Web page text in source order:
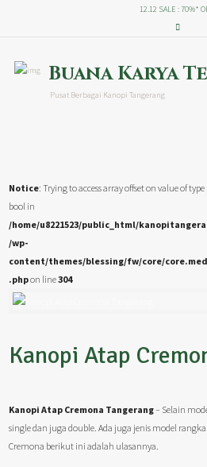
12.12 SALE : 70%*
Buana Karya
Pusat Berbagai Kanopi Tangerang
Notice: Trying to access array offset on value of type
bool in
/home/u8221523/public_html/
/wp-
content/themes/blessing/fw/core/
.phpon line304
Kanopi Atap
Kanopi Atap Cremona Tangerang– Selain
single dan juga double. Ada juga jenis model
Cremona berikut ini adalah ulasannya.